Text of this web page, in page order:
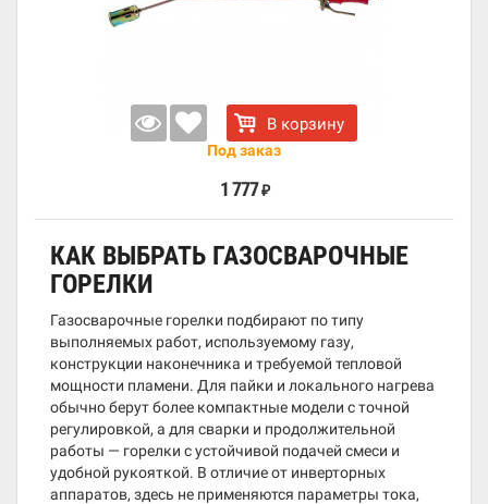
В корзину
Под заказ
1 777 ₽
КАК ВЫБРАТЬ ГАЗОСВАРОЧНЫЕ
ГОРЕЛКИ
Газосварочные горелки подбирают по типу
выполняемых работ, используемому газу,
конструкции наконечника и требуемой тепловой
мощности пламени. Для пайки и локального нагрева
обычно берут более компактные модели с точной
регулировкой, а для сварки и продолжительной
работы — горелки с устойчивой подачей смеси и
удобной рукояткой. В отличие от инверторных
аппаратов, здесь не применяются параметры тока,